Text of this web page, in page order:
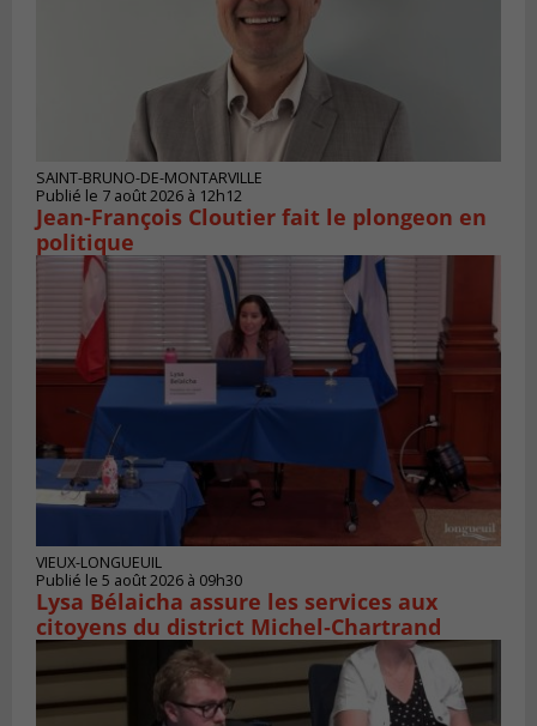
SAINT-BRUNO-DE-MONTARVILLE
Publié le 7 août 2026 à 12h12
Jean-François Cloutier fait le plongeon en
politique
VIEUX-LONGUEUIL
Publié le 5 août 2026 à 09h30
Lysa Bélaicha assure les services aux
citoyens du district Michel‑Chartrand